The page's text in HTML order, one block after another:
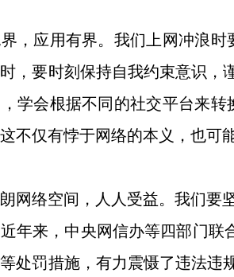
应用有界。我们上网冲浪时
，要时刻保持自我约束意识，
学会根据不同的社交平台来
不仅有悖于网络的本义，也可
络空间，人人受益。我们要坚
年来，中央网信办等四部门联
处罚措施，有力震慑了违法违